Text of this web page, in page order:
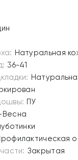
Натуральная
36-41
ПУ
Закрытая